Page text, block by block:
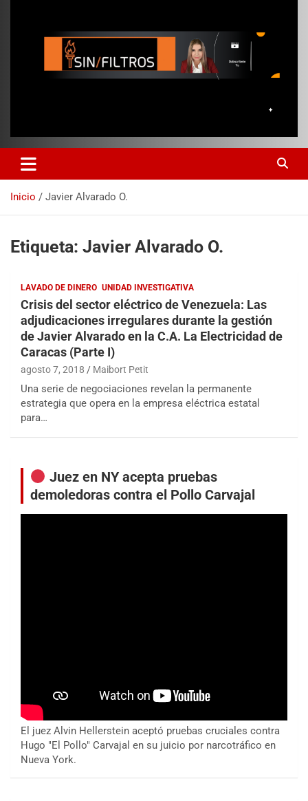
Inicio Javier Alvarado O.
Etiqueta: Javier Alvarado O.
LAVADO DE DINERO UNIDAD INVESTIGATIVA
Crisis del sector eléctrico de Venezuela: Las
adjudicaciones irregulares durante la gestión
de Javier Alvarado en la C.A. La Electricidad de
Caracas (Parte I)
agosto 7, 2018 Maibort Petit
Una serie de negociaciones revelan la permanente
estrategia que opera en la empresa eléctrica estatal
para…
Juez en NY acepta pruebas
demoledoras contra el Pollo Carvajal
El juez Alvin Hellerstein aceptó pruebas cruciales contra
Hugo "El Pollo" Carvajal en su juicio por narcotráfico en
Nueva York.